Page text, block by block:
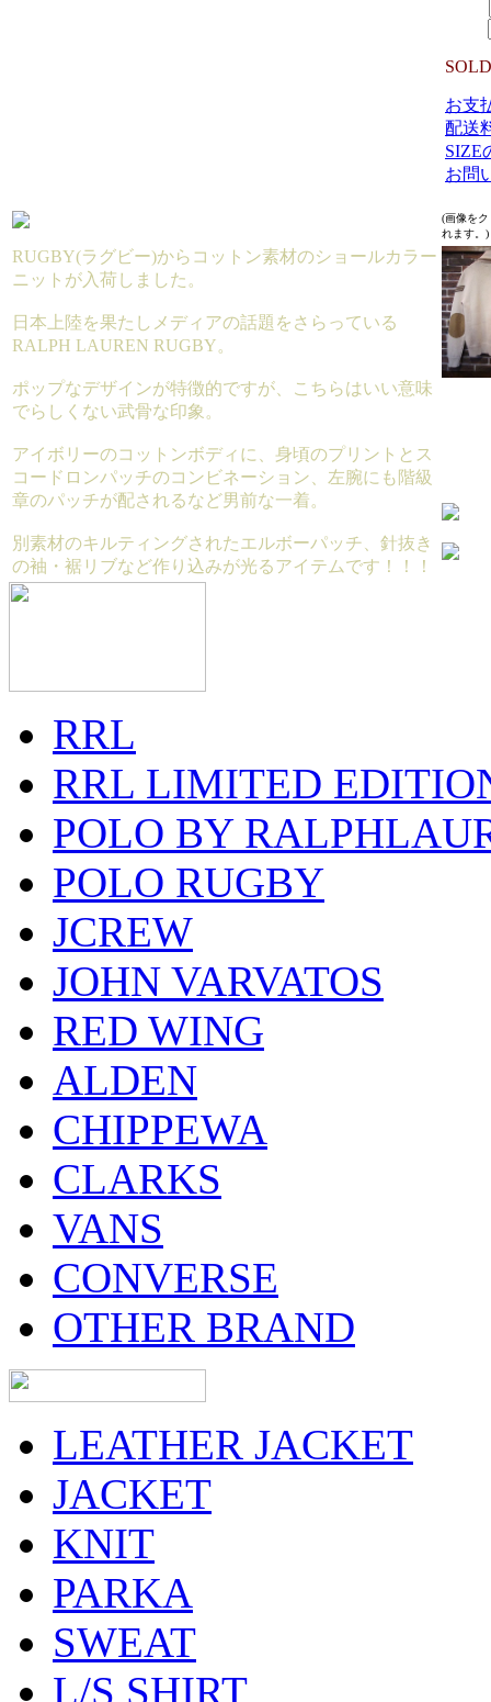
お支
配送
SIZE
お問
(画像を
れます。)
RUGBY(ラグビー)からコットン素材のショールカラー
ニットが入荷しました。
日本上陸を果たしメディアの話題をさらっている
RALPH LAUREN RUGBY。
ポップなデザインが特徴的ですが、こちらはいい意味
でらしくない武骨な印象。
アイボリーのコットンボディに、身頃のプリントとス
コードロンパッチのコンビネーション、左腕にも階級
章のパッチが配されるなど男前な一着。
別素材のキルティングされたエルボーパッチ、針抜き
の袖・裾リブなど作り込みが光るアイテムです！！！
RRL
RRL LIMITED
POLO BY
POLO RUGBY
JCREW
JOHN VARVATOS
RED WING
ALDEN
CHIPPEWA
CLARKS
VANS
CONVERSE
OTHER BRAND
LEATHER JACKET
JACKET
KNIT
PARKA
SWEAT
L/S SHIRT